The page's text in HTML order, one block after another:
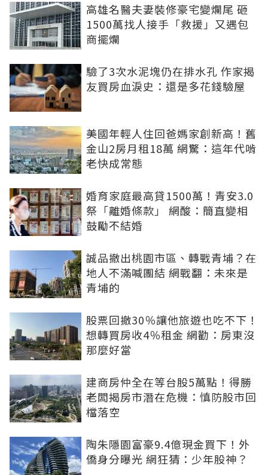
高雄名醫夫妻裝修豪宅變爛尾 砸
1500萬找人接手「救援」又遇包
商擺爛
驗了3次水泥塊仍在排水孔 作家揭
友買房血淚史：還是多花錢驗屋
美國年輕人住回爸媽家創新高！舊
金山2房月租18萬 網驚：這年代啃
老快成常態
婚育家庭最高貸1500萬！青安3.0
祭「離婚條款」 網酸：簡直變相
鼓勵不結婚
誠品撤出桃園市區、轉戰青埔？在
地人不滿喊團結 網戰翻：未來是
青埔的
股票回撤30％讓他旅遊也吃不下！
想轉買房收4％租金 網勸：房東沒
那麼好當
建商房仲全在等台股5萬點！得勝
老闆揭房市潛在危機：慎防股市回
檔落空
陶朱隱園富豪9.4億現金買下！外
僑身分曝光 網狂猜：少年股神？